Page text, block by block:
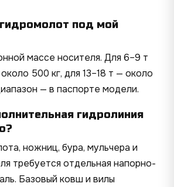
под мой
массе носителя. Для 6–9 т
500 кг, для 13–18 т — около
— в паспорте модели.
гидролиния
ножниц, бура, мульчера и
требуется отдельная напорно-
Базовый ковш и вилы